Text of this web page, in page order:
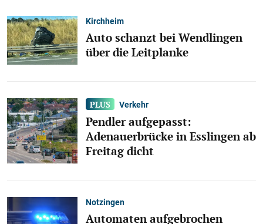
Kirchheim
Auto schanzt bei Wendlingen
über die Leitplanke
Verkehr
Pendler aufgepasst:
Adenauerbrücke in Esslingen ab
Freitag dicht
Notzingen
Automaten aufgebrochen